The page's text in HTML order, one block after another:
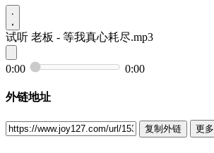
试听 老板 - 等我真心耗尽.mp3
0:00 0:00
外链地址
复制外链 更多